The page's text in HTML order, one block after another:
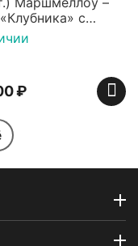
с
(ТМ
Лео»)
₽